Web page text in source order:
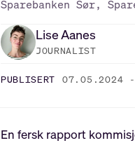
Sparebanken Sør,
LiseAanes
JOURNALIST
PUBLISERT 07.05.2024
En fersk rapport